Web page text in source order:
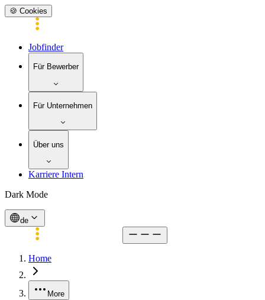
🍪 Cookies
Jobfinder
Für Bewerber
Für Unternehmen
Über uns
Karriere Intern
Dark Mode
de
Home
More